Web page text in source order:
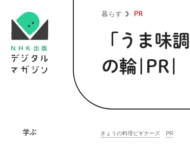
学ぶ
暮らす PR
「うま味
の輪|PR|
きょうの料理ビギナーズ PR